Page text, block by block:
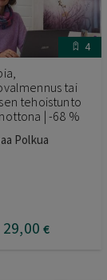
4
tai
tehoistunto
| -68 %
Polkua
29,00 €